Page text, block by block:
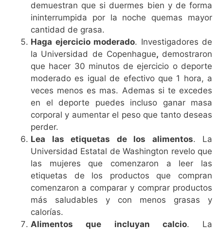
demuestran que si duermes bien y de forma
ininterrumpida por la noche quemas mayor
cantidad de grasa.
Haga ejercicio moderado. Investigadores de
la Universidad de Copenhague, demostraron
que hacer 30 minutos de ejercicio o deporte
moderado es igual de efectivo que 1 hora, a
veces menos es mas. Ademas si te excedes
en el deporte puedes incluso ganar masa
corporal y aumentar el peso que tanto deseas
perder.
Lea las etiquetas de los alimentos. La
Universidad Estatal de Washington revelo que
las mujeres que comenzaron a leer las
etiquetas de los productos que compran
comenzaron a comparar y comprar productos
más saludables y con menos grasas y
calorías.
Alimentos que incluyan calcio. La